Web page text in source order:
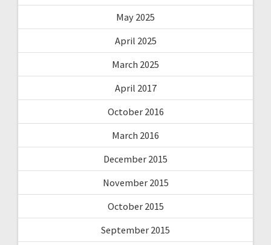
May 2025
April 2025
March 2025
April 2017
October 2016
March 2016
December 2015
November 2015
October 2015
September 2015